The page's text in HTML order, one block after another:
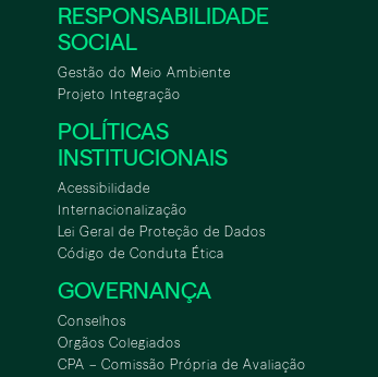
RESPONSABILIDADE
SOCIAL
Gestão do Meio Ambiente
Projeto Integração
POLÍTICAS
INSTITUCIONAIS
Acessibilidade
Internacionalização
Lei Geral de Proteção de Dados
Código de Conduta Ética
GOVERNANÇA
Conselhos
Orgãos Colegiados
CPA – Comissão Própria de Avaliação